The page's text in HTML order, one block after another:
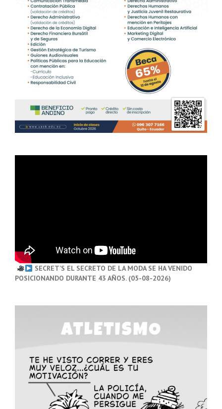
SECRET’S EL SECRETO DE LA MODA SE HA VENIDO
POSICIONANDO DURANTE 43 AÑOS. (05-08-2026)